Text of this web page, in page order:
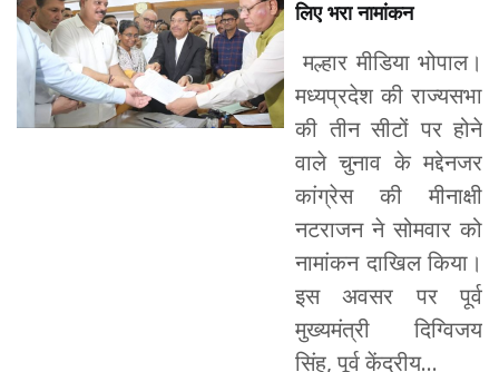
लिए भरा नामांकन
मल्हार मीडिया भोपाल।
मध्यप्रदेश की राज्यसभा
की तीन सीटों पर होने
वाले चुनाव के मद्देनजर
कांग्रेस की मीनाक्षी
नटराजन ने सोमवार को
नामांकन दाखिल किया।
इस अवसर पर पूर्व
मुख्यमंत्री दिग्विजय
सिंह, पूर्व केंद्रीय...